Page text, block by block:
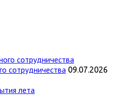
сотрудничества 09.07.2026